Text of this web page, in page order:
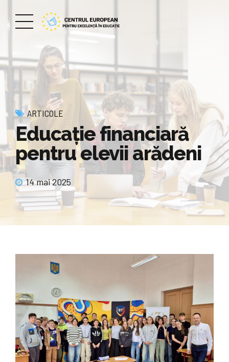
ARTICOLE
Educație financiară
pentru elevii arădeni
14 mai 2025